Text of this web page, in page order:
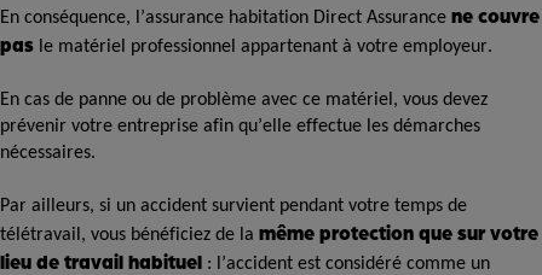
En conséquence, l’assurance habitation Direct Assurance ne couvre
pas le matériel professionnel appartenant à votre employeur.
En cas de panne ou de problème avec ce matériel, vous devez
prévenir votre entreprise afin qu’elle effectue les démarches
nécessaires.
Par ailleurs, si un accident survient pendant votre temps de
télétravail, vous bénéficiez de la même protection que sur votre
lieu de travail habituel : l’accident est considéré comme un